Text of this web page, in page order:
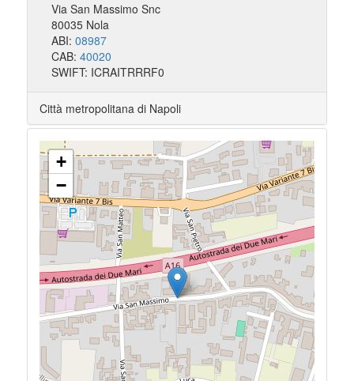
Via San Massimo Snc
80035 Nola
ABI: 08987
CAB: 40020
SWIFT: ICRAITRRRF0
Città metropolitana di Napoli
+
−